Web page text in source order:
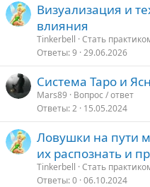
Визуализация и
влияния
Tinkerbell Стать
Ответы 9 29.06.2026
Система Таро и
Mars89
Вопрос / ответ
Ответы 2 15.05.2024
Ловушки на пути
их распознать и
Tinkerbell Стать
Ответы 0 06.10.2024